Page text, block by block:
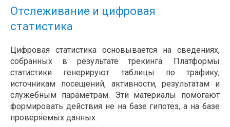
Отслеживание и цифровая
статистика
Цифровая статистика основывается на сведениях,
собранных в результате трекинга. Платформы
статистики генерируют таблицы по трафику,
источникам посещений, активности, результатам и
служебным параметрам. Эти материалы помогают
формировать действия не на базе гипотез, а на базе
проверяемых данных.